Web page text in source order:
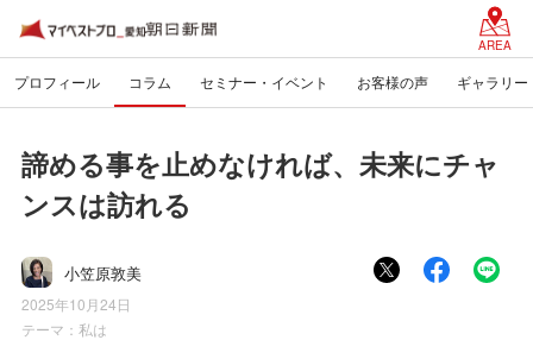
AREA
プロフィール コラム セミナー・イベント お客様の声 ギャラリー
諦める事を止めなければ、未来にチャ
ンスは訪れる
小笠原敦美
2025年10月24日
テーマ： 私は